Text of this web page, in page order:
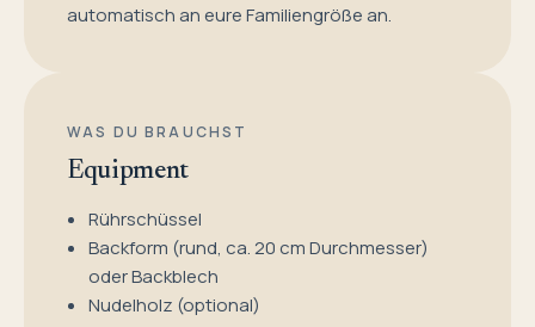
automatisch an eure Familiengröße an.
WAS DU BRAUCHST
Equipment
Rührschüssel
Backform (rund, ca. 20 cm Durchmesser)
oder Backblech
Nudelholz (optional)